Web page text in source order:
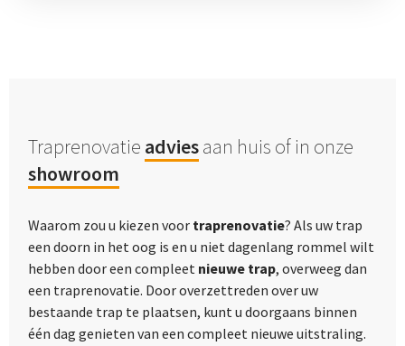
Traprenovatie adviesaan huis of in onze
showroom
Waarom zou u kiezen voor traprenovatie? Als uw trap
een doorn in het oog is en u niet dagenlang rommel wilt
hebben door een compleet nieuwe trap, overweeg dan
een traprenovatie. Door overzettreden over uw
bestaande trap te plaatsen, kunt u doorgaans binnen
één dag genieten van een compleet nieuwe uitstraling.